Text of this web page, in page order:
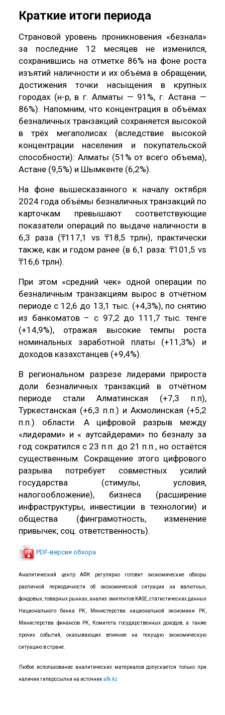
Краткие итоги периода
Страновой уровень проникновения «безнала»
за последние 12 месяцев не изменился,
сохранившись на отметке 86% на фоне роста
изъятий наличности и их объёма в обращении,
достижения точки насыщения в крупных
городах (н-р, в г. Алматы — 91%, г. Астана —
86%). Напомним, что концентрация в объёмах
безналичных транзакций сохраняется высокой
в трёх мегаполисах (вследствие высокой
концентрации населения и покупательской
способности): Алматы (51% от всего объема),
Астане (9,5%) и Шымкенте (6,2%).
На фоне вышесказанного к началу октября
2024 года объёмы безналичных транзакций по
карточкам превышают соответствующие
показатели операций по выдаче наличности в
6,3 раза (₸117,1 vs ₸18,5 трлн), практически
также, как и годом ранее (в 6,1 раза: ₸101,5 vs
₸16,6 трлн).
При этом «средний чек» одной операции по
безналичным транзакциям вырос в отчётном
периоде с 12,6 до 13,1 тыс. (+4,3%), по снятию
из банкоматов – с 97,2 до 111,7 тыс. тенге
(+14,9%), отражая высокие темпы роста
номинальных заработной платы (+11,3%) и
доходов казахстанцев (+9,4%).
В региональном разрезе лидерами прироста
доли безналичных транзакций в отчётном
периоде стали Алматинская (+7,3 п.п),
Туркестанская (+6,3 п.п.) и Акмолинская (+5,2
п.п.) области. А цифровой разрыв между
«лидерами» и « аутсайдерами» по безналу за
год сократился с 23 п.п. до 21 п.п., но остаётся
существенным. Сокращение этого цифрового
разрыва потребует совместных усилий
государства (стимулы, условия,
налогообложение), бизнеса (расширение
инфраструктуры, инвестиции в технологии) и
общества (финграмотность, изменение
привычек, соц. ответственность).
PDF-версия обзора
Аналитический центр АФК регулярно готовит экономические обзоры
различной периодичности об экономической ситуации на валютных,
фондовых, товарных рынках, анализ эмитентов KASE, статистических данных
Национального банка РК, Министерства национальной экономики РК,
Министерства финансов РК, Комитета государственных доходов, а также
прочих событий, оказывающих влияние на текущую экономическую
ситуацию в стране.
Любое использование аналитических материалов допускается только при
наличии гиперссылки на источникafk.kz